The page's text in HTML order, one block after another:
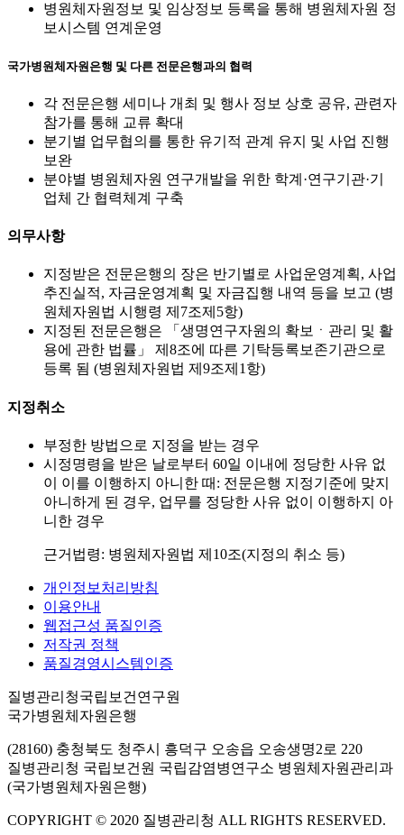
병원체자원정보 및 임상정보 등록을 통해 병원체자원 정
보시스템 연계운영
국가병원체자원은행 및 다른 전문은행과의 협력
각 전문은행 세미나 개최 및 행사 정보 상호 공유, 관련자
참가를 통해 교류 확대
분기별 업무협의를 통한 유기적 관계 유지 및 사업 진행
보완
분야별 병원체자원 연구개발을 위한 학계·연구기관·기
업체 간 협력체계 구축
의무사항
지정받은 전문은행의 장은 반기별로 사업운영계획, 사업
추진실적, 자금운영계획 및 자금집행 내역 등을 보고 (병
원체자원법 시행령 제7조제5항)
지정된 전문은행은 「생명연구자원의 확보ㆍ관리 및 활
용에 관한 법률」 제8조에 따른 기탁등록보존기관으로
등록 됨 (병원체자원법 제9조제1항)
지정취소
부정한 방법으로 지정을 받는 경우
시정명령을 받은 날로부터 60일 이내에 정당한 사유 없
이 이를 이행하지 아니한 때: 전문은행 지정기준에 맞지
아니하게 된 경우, 업무를 정당한 사유 없이 이행하지 아
니한 경우
근거법령: 병원체자원법 제10조(지정의 취소 등)
개인정보처리방침
이용안내
웹접근성 품질인증
저작권 정책
품질경영시스템인증
질병관리청국립보건연구원
국가병원체자원은행
(28160) 충청북도 청주시 흥덕구 오송읍 오송생명2로 220
질병관리청 국립보건원 국립감염병연구소 병원체자원관리과
(국가병원체자원은행)
COPYRIGHT © 2020 질병관리청 ALL RIGHTS RESERVED.